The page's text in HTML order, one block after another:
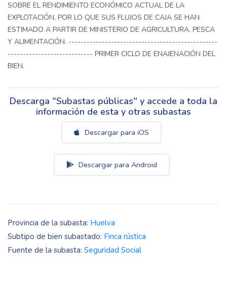
SOBRE EL RENDIMIENTO ECONÓMICO ACTUAL DE LA
EXPLOTACIÓN, POR LO QUE SUS FLUJOS DE CAJA SE HAN
ESTIMADO A PARTIR DE MINISTERIO DE AGRICULTURA, PESCA
Y ALIMENTACIÓN. -------------------------------------------------
---------------------------- PRIMER CICLO DE ENAJENACIÓN DEL
BIEN.
Descarga "Subastas públicas" y accede a toda la
información de esta y otras subastas
Descargar para iOS
Descargar para Android
Provincia de la subasta: Huelva
Subtipo de bien subastado: Finca rústica
Fuente de la subasta: Seguridad Social